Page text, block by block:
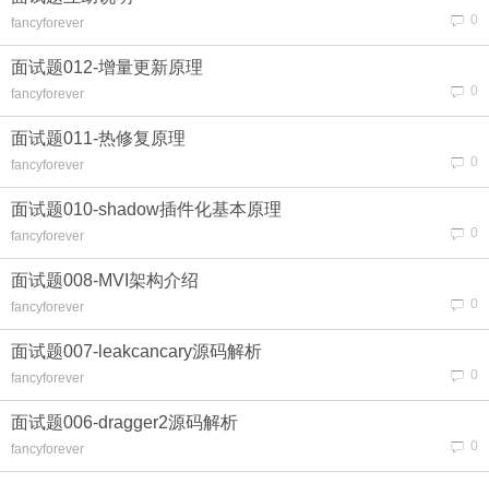
fancyforever 0
面试题012-增量更新原理
fancyforever 0
面试题011-热修复原理
fancyforever 0
面试题010-shadow插件化基本原理
fancyforever 0
面试题008-MVI架构介绍
fancyforever 0
面试题007-leakcancary源码解析
fancyforever 0
面试题006-dragger2源码解析
fancyforever 0